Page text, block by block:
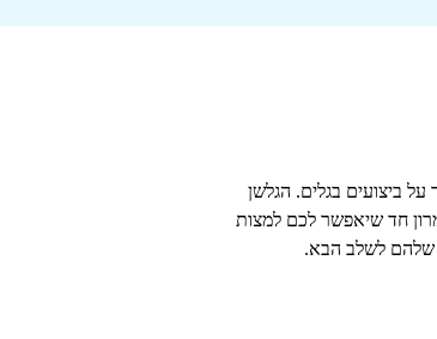
ביצועים בגלים. הגלשן
חד שיאפשר לכם למצות
שלהם לשלב הבא.